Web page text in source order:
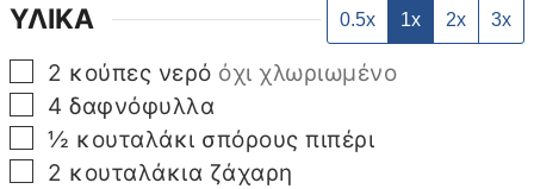
ΥΛΙΚΑ 0.5x 1x 2x 3x
▢
2 κούπες νερό όχι χλωριωμένο
▢
4 δαφνόφυλλα
▢
½ κουταλάκι σπόρους πιπέρι
▢
2 κουταλάκια ζάχαρη